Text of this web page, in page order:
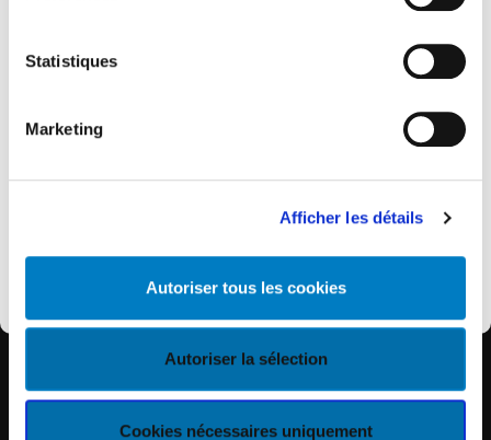
Statistiques
Marketing
Afficher les détails
Autoriser tous les cookies
Autoriser la sélection
Cookies nécessaires uniquement
personnes de contact habituelles restent les
mêmes et notre helpdesk continue de vous
remplacé par KEYES.eu où vous retrouverez
Découvrir KEYES
LIENS RAPIDES
Espace Client